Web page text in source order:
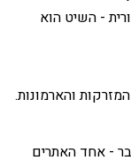
- השיט הוא
והארמונות.
- אחד האתרים